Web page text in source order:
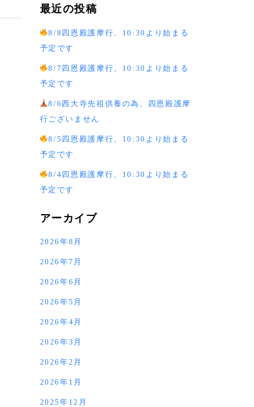
最近の投稿
8/8四恩殿護摩行、10:30より始まる
予定です
8/7四恩殿護摩行、10:30より始まる
予定です
8/6西大寺先祖供養の為、四恩殿護摩
行ございません
8/5四恩殿護摩行、10:30より始まる
予定です
8/4四恩殿護摩行、10:30より始まる
予定です
アーカイブ
2026年8月
2026年7月
2026年6月
2026年5月
2026年4月
2026年3月
2026年2月
2026年1月
2025年12月